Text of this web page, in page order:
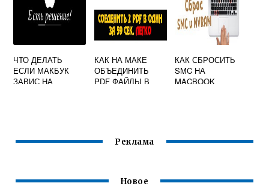
ЧТО ДЕЛАТЬ
ЕСЛИ МАКБУК
ЗАВИС НА
КАК НА МАКЕ
ОБЪЕДИНИТЬ
PDF ФАЙЛЫ В
КАК СБРОСИТЬ
SMC НА
MACBOOK
Реклама
Новое